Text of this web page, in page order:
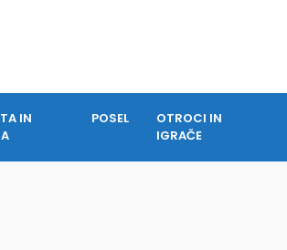
IN
POSEL
OTROCI IN
IGRAČE